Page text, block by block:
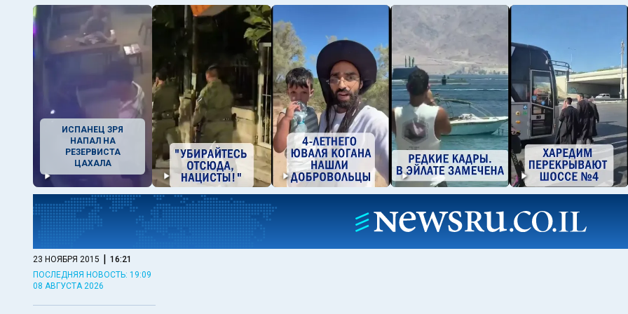
ИСПАНЕЦ ЗРЯ
НАПАЛ НА
РЕЗЕРВИСТА
ЦАХАЛА
23 НОЯБРЯ 2015 | 16:21
ПОСЛЕДНЯЯ НОВОСТЬ: 19:09
08 АВГУСТА 2026